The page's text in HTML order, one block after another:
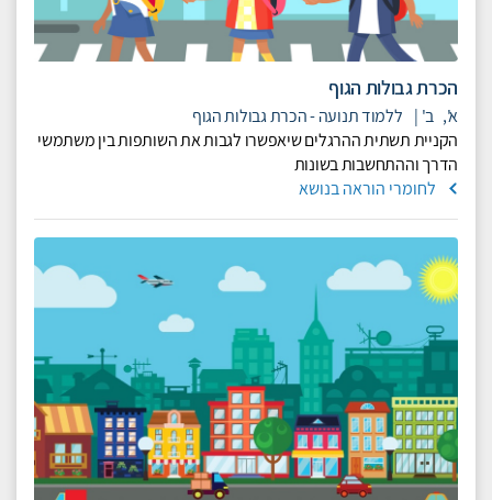
הכרת גבולות הגוף
א', ב' | ללמוד תנועה - הכרת גבולות הגוף
הקניית תשתית ההרגלים שיאפשרו לגבות את השותפות בין משתמשי
הדרך וההתחשבות בשונות
לחומרי הוראה בנושא